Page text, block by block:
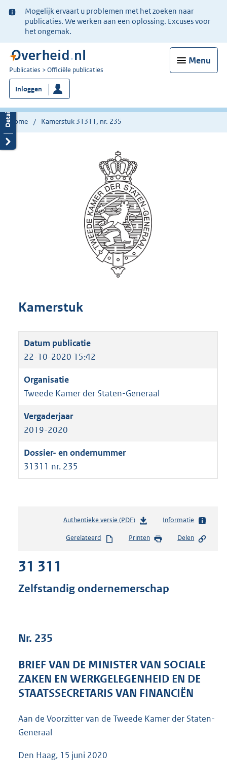
Ter
informatie:
Mogelijk ervaart u problemen met het zoeken naar
publicaties. We werken aan een oplossing. Excuses voor
het ongemak.
Menu
U
bent
nu
hier:
Publicaties Officiële publicaties
Inloggen
Home Kamerstuk 31311, nr. 235
Kamerstuk
22-10-2020 15:42
Tweede Kamer der Staten-Generaal
2019-2020
31311 nr. 235
Authentieke versie (PDF)b
s
s
e
:
9
b
Informatie
Gerelateerd Printen Delen
31 311
Zelfstandig ondernemerschap
Nr. 235
BRIEF VAN DE MINISTER VAN SOCIALE
ZAKEN EN WERKGELEGENHEID EN DE
STAATSSECRETARIS VAN FINANCIËN
Aan de Voorzitter van de Tweede Kamer der Staten-
Generaal
Den Haag, 15 juni 2020